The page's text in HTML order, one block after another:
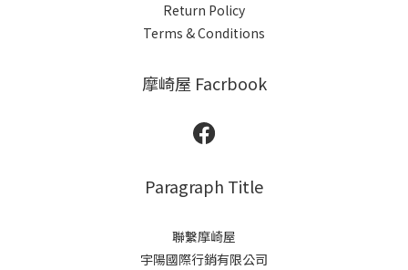
Return Policy
Terms & Conditions
摩崎屋 Facrbook
Paragraph Title
聯繫摩崎屋
宇陽國際行銷有限公司